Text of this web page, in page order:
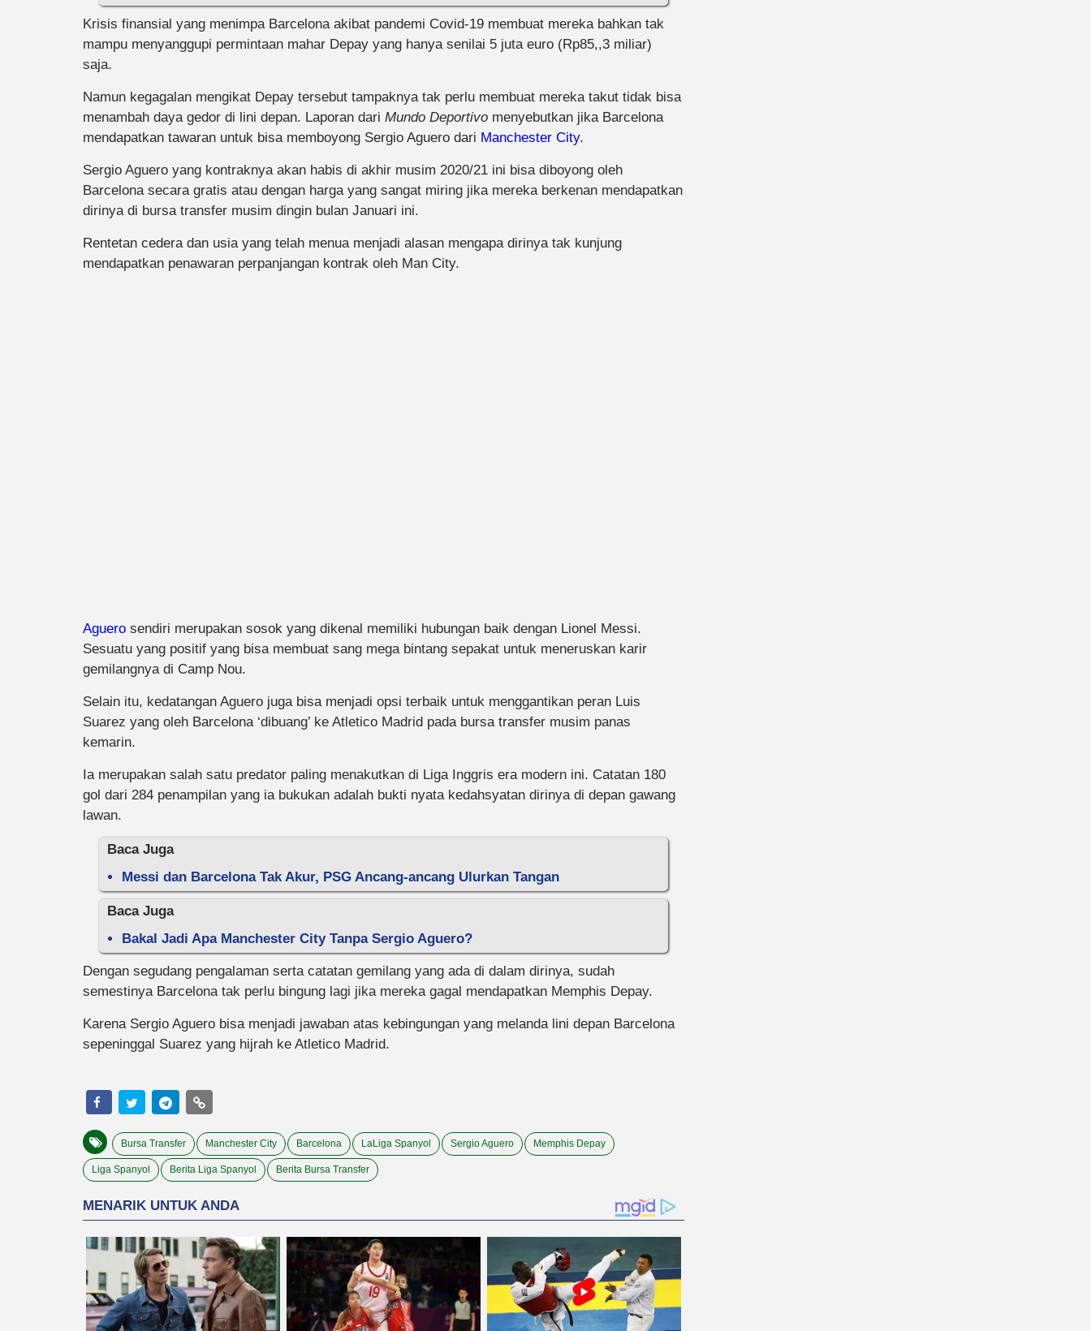
Krisis finansial yang menimpa Barcelona akibat pandemi Covid-19 membuat mereka bahkan tak
mampu menyanggupi permintaan mahar Depay yang hanya senilai 5 juta euro (Rp85,,3 miliar)
saja.
Namun kegagalan mengikat Depay tersebut tampaknya tak perlu membuat mereka takut tidak bisa
menambah daya gedor di lini depan. Laporan dari Mundo Deportivo menyebutkan jika Barcelona
mendapatkan tawaran untuk bisa memboyong Sergio Aguero dari Manchester City.
Sergio Aguero yang kontraknya akan habis di akhir musim 2020/21 ini bisa diboyong oleh
Barcelona secara gratis atau dengan harga yang sangat miring jika mereka berkenan mendapatkan
dirinya di bursa transfer musim dingin bulan Januari ini.
Rentetan cedera dan usia yang telah menua menjadi alasan mengapa dirinya tak kunjung
mendapatkan penawaran perpanjangan kontrak oleh Man City.
Aguero sendiri merupakan sosok yang dikenal memiliki hubungan baik dengan Lionel Messi.
Sesuatu yang positif yang bisa membuat sang mega bintang sepakat untuk meneruskan karir
gemilangnya di Camp Nou.
Selain itu, kedatangan Aguero juga bisa menjadi opsi terbaik untuk menggantikan peran Luis
Suarez yang oleh Barcelona ‘dibuang’ ke Atletico Madrid pada bursa transfer musim panas
kemarin.
Ia merupakan salah satu predator paling menakutkan di Liga Inggris era modern ini. Catatan 180
gol dari 284 penampilan yang ia bukukan adalah bukti nyata kedahsyatan dirinya di depan gawang
lawan.
Baca Juga
Messi dan Barcelona Tak Akur, PSG Ancang-ancang Ulurkan Tangan
Baca Juga
Bakal Jadi Apa Manchester City Tanpa Sergio Aguero?
Dengan segudang pengalaman serta catatan gemilang yang ada di dalam dirinya, sudah
semestinya Barcelona tak perlu bingung lagi jika mereka gagal mendapatkan Memphis Depay.
Karena Sergio Aguero bisa menjadi jawaban atas kebingungan yang melanda lini depan Barcelona
sepeninggal Suarez yang hijrah ke Atletico Madrid.
Bursa Transfer Manchester City Barcelona LaLiga Spanyol Sergio Aguero Memphis Depay
Liga Spanyol Berita Liga Spanyol Berita Bursa Transfer